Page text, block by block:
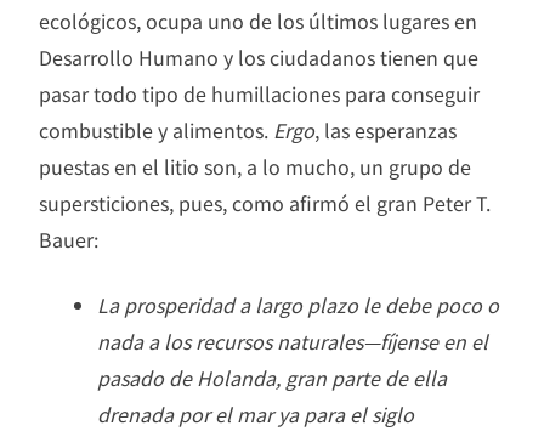
ecológicos, ocupa uno de los últimos lugares en
Desarrollo Humano y los ciudadanos tienen que
pasar todo tipo de humillaciones para conseguir
combustible y alimentos. Ergo, las esperanzas
puestas en el litio son, a lo mucho, un grupo de
supersticiones, pues, como afirmó el gran Peter T.
Bauer:
La prosperidad a largo plazo le debe poco o
nada a los recursos naturales—fíjense en el
pasado de Holanda, gran parte de ella
drenada por el mar ya para el siglo